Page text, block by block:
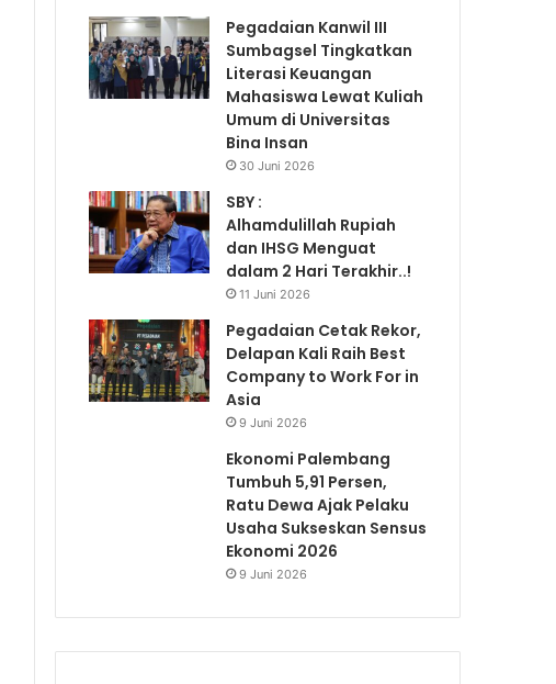
Pegadaian Kanwil III
Sumbagsel Tingkatkan
Literasi Keuangan
Mahasiswa Lewat Kuliah
Umum di Universitas
Bina Insan
30 Juni 2026
SBY :
Alhamdulillah Rupiah
dan IHSG Menguat
dalam 2 Hari Terakhir..!
11 Juni 2026
Pegadaian Cetak Rekor,
Delapan Kali Raih Best
Company to Work For in
Asia
9 Juni 2026
Ekonomi Palembang
Tumbuh 5,91 Persen,
Ratu Dewa Ajak Pelaku
Usaha Sukseskan Sensus
Ekonomi 2026
9 Juni 2026